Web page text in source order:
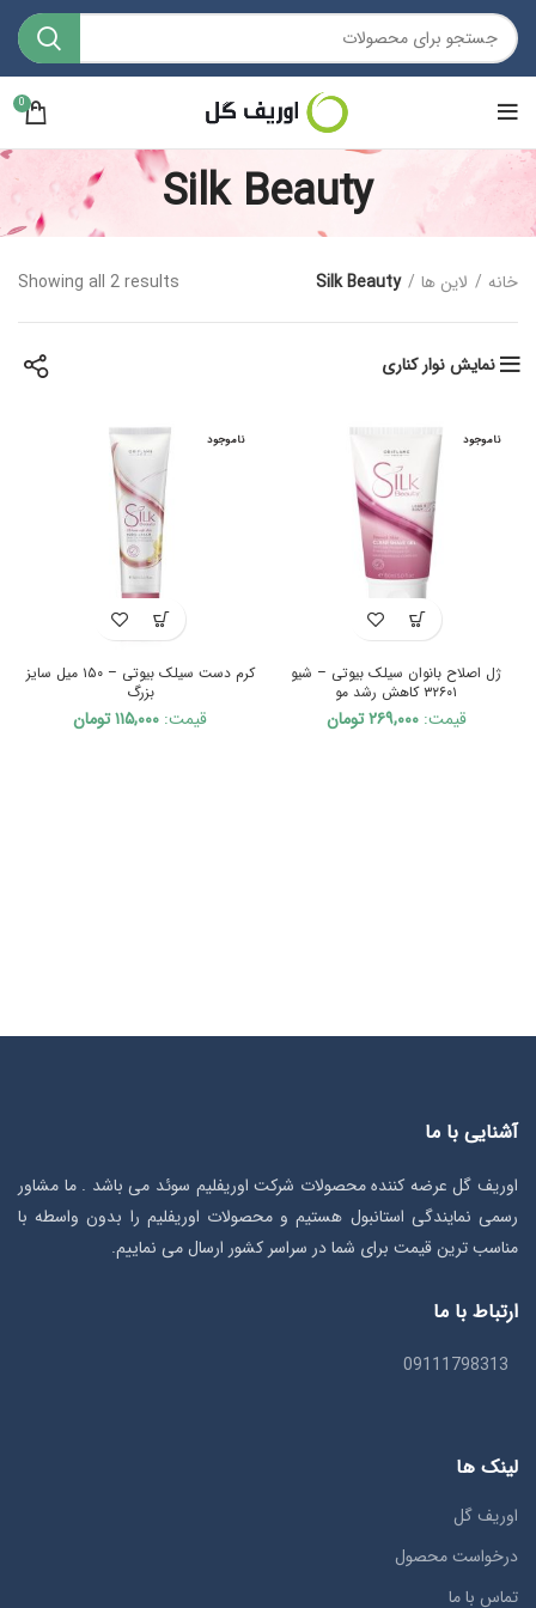
0
Silk Beauty
خانه لاین ها Silk Beauty
Showing all 2 results
نمایش نوار کناری
ناموجود
ژل اصلاح بانوان سیلک بیوتی – شیو
۳۲۶۰۱ کاهش رشد مو
قیمت:۲۶۹,۰۰۰ تومان
ناموجود
کرم دست سیلک بیوتی – ۱۵۰ میل سایز
بزرگ
قیمت: ۱۱۵,۰۰۰تومان
آشنایی با ما
اوریف گل عرضه کننده محصولات شرکت اوریفلیم سوئد می باشد . ما مشاور
رسمی نمایندگی استانبول هستیم و محصولات اوریفلیم را بدون واسطه با
مناسب ترین قیمت برای شما در سراسر کشور ارسال می نماییم.
ارتباط با ما
09111798313
لینک ها
اوریف گل
درخواست محصول
تماس با ما